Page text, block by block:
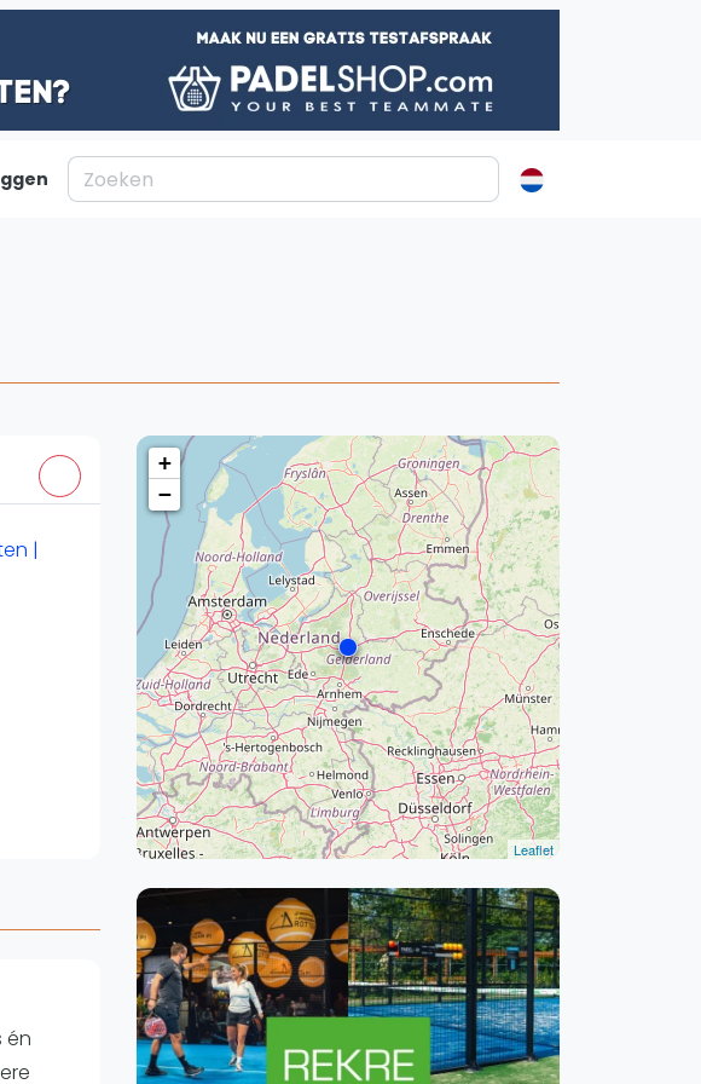
WhatsApp
Join WhatsApp Community
|
+
−
Leaflet
én
Kortingscode: PADELGIDS10 Vanaf €250